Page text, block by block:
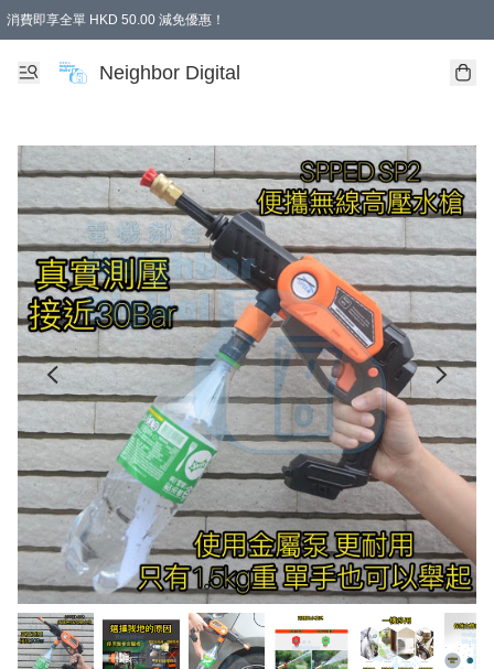
消費即享全單 HKD 50.00 減免優惠！
Neighbor Digital